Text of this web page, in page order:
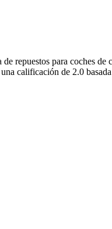
repuestos para coches
calificación de 2.0